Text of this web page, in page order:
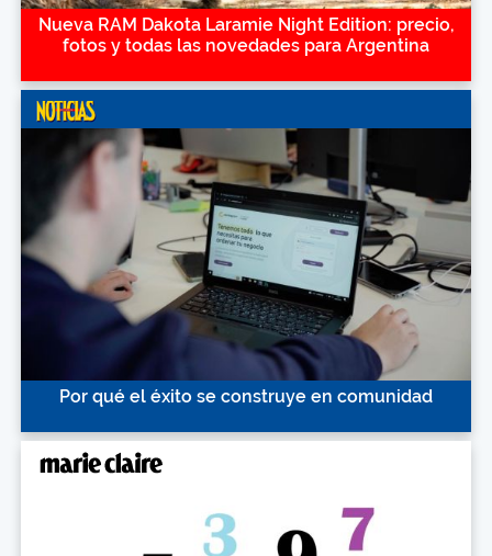
Nueva RAM Dakota Laramie Night Edition: precio,
fotos y todas las novedades para Argentina
Por qué el éxito se construye en comunidad